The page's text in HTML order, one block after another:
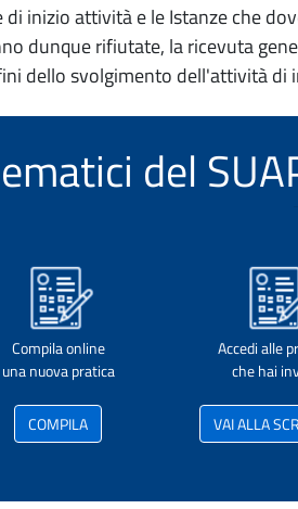
di inizio attività e le Istanze che
dunque rifiutate, la ricevuta
dello svolgimento dell'attività di
del
Compila online
una nuova pratica
COMPILA
Accedi alle
che hai
VAI ALLA